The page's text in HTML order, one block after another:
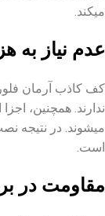
میکند.
عدم نیاز به
کف کاذب آرمان
ندارند. همچنین،
میشوند. در نتیجه
است.
مقاومت در